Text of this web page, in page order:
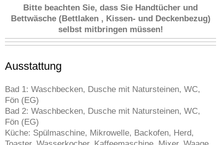
Bitte beachten Sie, dass Sie Handtücher und
Bettwäsche (Bettlaken , Kissen- und Deckenbezug)
selbst mitbringen müssen!
Ausstattung
Bad 1: Waschbecken, Dusche mit Natursteinen, WC,
Fön (EG)
Bad 2: Waschbecken, Dusche mit Natursteinen, WC,
Fön (EG)
Küche: Spülmaschine, Mikrowelle, Backofen, Herd,